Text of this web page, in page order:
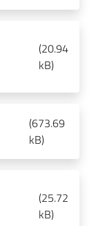
(20.94
kB)
(673.69
kB)
(25.72
kB)